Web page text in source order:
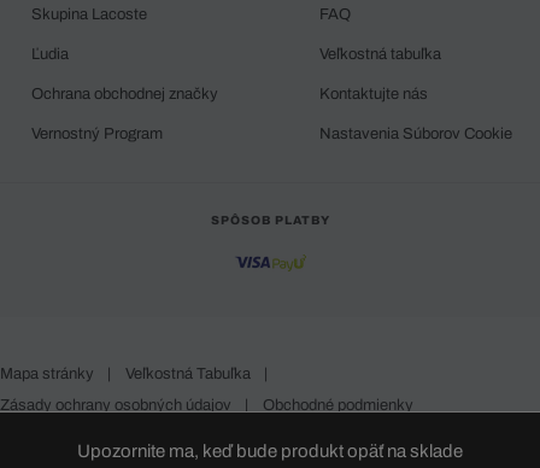
Upozornite ma, keď bude produkt opäť na sklade
Skupina Lacoste
Ľudia
Ochrana obchodnej značky
Vernostný Program
FAQ
Veľkostná tabuľka
Kontaktujte nás
Nastavenia Súborov Cookie
SPÔSOB PLATBY
Mapa stránky | Veľkostná Tabuľka
|
Zásady ochrany osobných údajov
| Obchodné podmienky